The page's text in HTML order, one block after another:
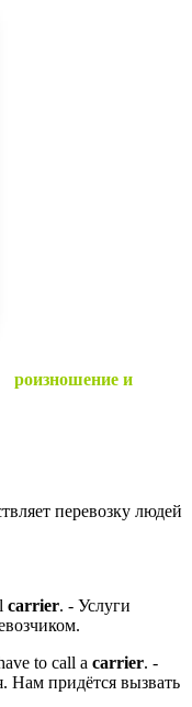
роизношение и
перевозку людей
carrier. - Услуги
to call a carrier. -
Нам придётся вызвать